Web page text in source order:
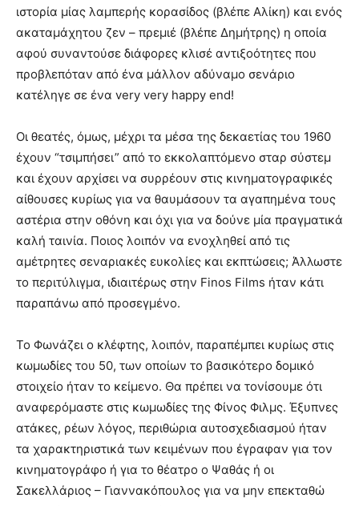
ιστορία μίας λαμπερής κορασίδος (βλέπε Αλίκη) και ενός
ακαταμάχητου ζεν – πρεμιέ (βλέπε Δημήτρης) η οποία
αφού συναντούσε διάφορες κλισέ αντιξοότητες που
προβλεπόταν από ένα μάλλον αδύναμο σενάριο
κατέληγε σε ένα very very happy end!
Οι θεατές, όμως, μέχρι τα μέσα της δεκαετίας του 1960
έχουν “τσιμπήσει” από το εκκολαπτόμενο σταρ σύστεμ
και έχουν αρχίσει να συρρέουν στις κινηματογραφικές
αίθουσες κυρίως για να θαυμάσουν τα αγαπημένα τους
αστέρια στην οθόνη και όχι για να δούνε μία πραγματικά
καλή ταινία. Ποιος λοιπόν να ενοχληθεί από τις
αμέτρητες σεναριακές ευκολίες και εκπτώσεις; Άλλωστε
το περιτύλιγμα, ιδιαιτέρως στην Finos Films ήταν κάτι
παραπάνω από προσεγμένο.
Το Φωνάζει ο κλέφτης, λοιπόν, παραπέμπει κυρίως στις
κωμωδίες του 50, των οποίων το βασικότερο δομικό
στοιχείο ήταν το κείμενο. Θα πρέπει να τονίσουμε ότι
αναφερόμαστε στις κωμωδίες της Φίνος Φιλμς. Έξυπνες
ατάκες, ρέων λόγος, περιθώρια αυτοσχεδιασμού ήταν
τα χαρακτηριστικά των κειμένων που έγραφαν για τον
κινηματογράφο ή για το θέατρο ο Ψαθάς ή οι
Σακελλάριος – Γιαννακόπουλος για να μην επεκταθώ